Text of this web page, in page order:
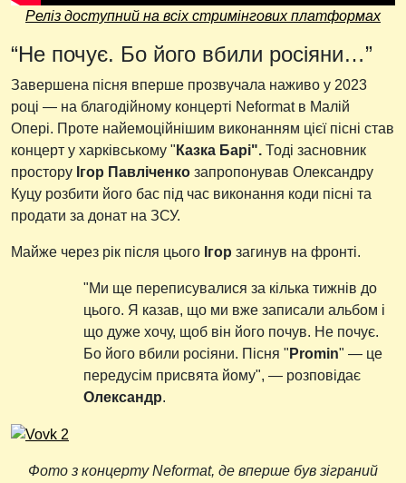
Реліз доступний на всіх стримінгових платформах
“Не почує. Бо його вбили росіяни…”
Завершена пісня вперше прозвучала наживо у 2023
році — на благодійному концерті Neformat в Малій
Опері. Проте найемоційнішим виконанням цієї пісні став
концерт у харківському " Казка Барі". Тоді засновник
простору Ігор Павліченко запропонував Олександру
Куцу розбити його бас під час виконання коди пісні та
продати за донат на ЗСУ.
Майже через рік після цього Ігор загинув на фронті.
"Ми ще переписувалися за кілька тижнів до
цього. Я казав, що ми вже записали альбом і
що дуже хочу, щоб він його почув. Не почує.
Бо його вбили росіяни. Пісня " Promin" — це
передусім присвята йому", — розповідає
Олександр.
Фото з концерту Neformat, де вперше був зіграний